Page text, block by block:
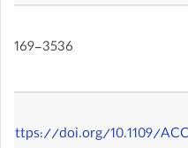
2169-3536
https://doi.org/10.1109/